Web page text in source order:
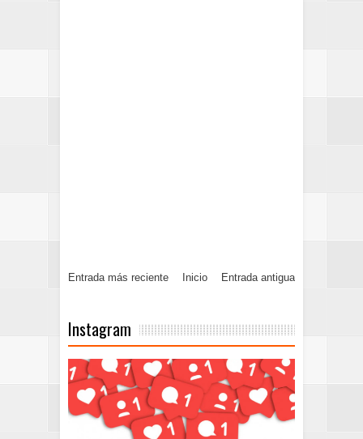
Entrada más reciente Entrada antigua
Inicio
Instagram